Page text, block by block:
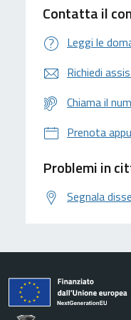
Contatta il
Leggi le
Richiedi
Chiama il
Prenota
Problemi in
Segnala